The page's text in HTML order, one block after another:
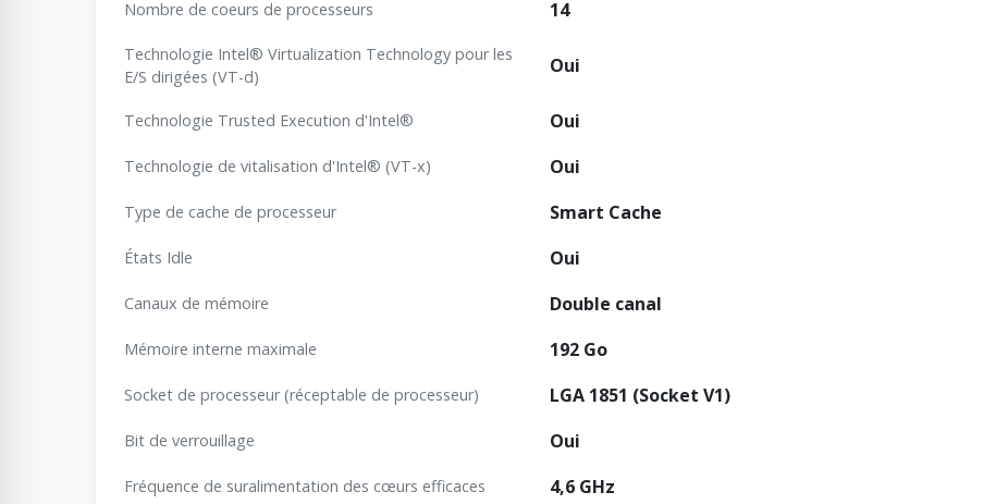
Nombre de coeurs de processeurs 14
Technologie Intel® Virtualization Technology pour les
E/S dirigées (VT-d)
Oui
Technologie Trusted Execution d'Intel® Oui
Technologie de vitalisation d'Intel® (VT-x) Oui
Type de cache de processeur Smart Cache
États Idle Oui
Canaux de mémoire Double canal
Mémoire interne maximale 192 Go
Socket de processeur (réceptable de processeur) LGA 1851 (Socket V1)
Bit de verrouillage Oui
Fréquence de suralimentation des cœurs efficaces 4,6 GHz